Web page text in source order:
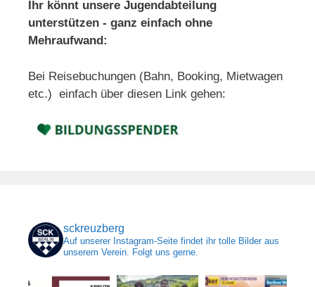
Ihr könnt unsere Jugendabteilung
unterstützen - ganz einfach ohne
Mehraufwand:
Bei Reisebuchungen (Bahn, Booking, Mietwagen
etc.) einfach über diesen Link gehen:
sckreuzberg
Auf unserer Instagram-Seite findet ihr tolle Bilder aus
unserem Verein. Folgt uns gerne.